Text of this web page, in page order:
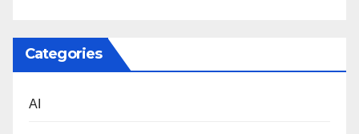
Categories
AI